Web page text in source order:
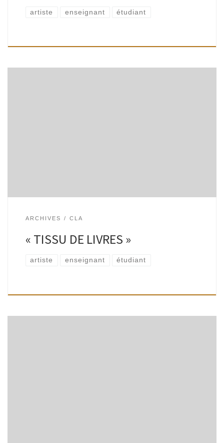
artiste enseignant étudiant
ARCHIVES CLA
« TISSU DE LIVRES »
artiste enseignant étudiant